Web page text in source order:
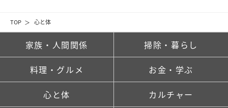
TOP 心と体
家族・人間関係 掃除・暮らし
料理・グルメ お金・学ぶ
心と体 カルチャー